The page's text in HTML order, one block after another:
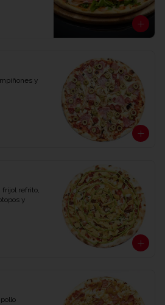
y
frijol refrito,
y